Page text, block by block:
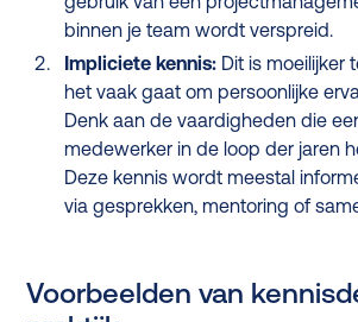
binnen je team wordt verspreid.
Impliciete kennis: Dit is moeilijker
het vaak gaat om persoonlijke
Denk aan de vaardigheden die
medewerker in de loop der jaren
Deze kennis wordt meestal
via gesprekken, mentoring of
Voorbeelden van